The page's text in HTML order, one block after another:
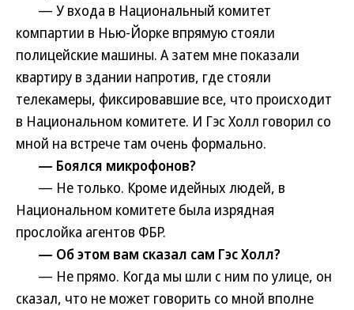
— У входа в Национальный комитет
компартии в Нью-Йорке впрямую стояли
полицейские машины. А затем мне показали
квартиру в здании напротив, где стояли
телекамеры, фиксировавшие все, что происходит
в Национальном комитете. И Гэс Холл говорил со
мной на встрече там очень формально.
— Боялся микрофонов?
— Не только. Кроме идейных людей, в
Национальном комитете была изрядная
прослойка агентов ФБР.
— Об этом вам сказал сам Гэс Холл?
— Не прямо. Когда мы шли с ним по улице, он
сказал, что не может говорить со мной вполне